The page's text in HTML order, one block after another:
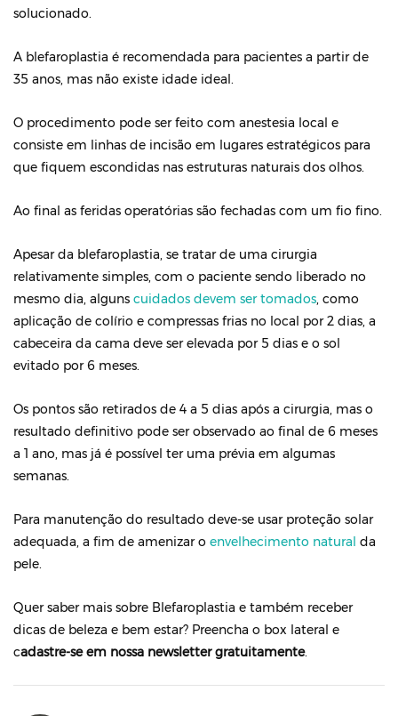
solucionado.
A blefaroplastia é recomendada para pacientes a partir de
35 anos, mas não existe idade ideal.
O procedimento pode ser feito com anestesia local e
consiste em linhas de incisão em lugares estratégicos para
que fiquem escondidas nas estruturas naturais dos olhos.
Ao final as feridas operatórias são fechadas com um fio fino.
Apesar da blefaroplastia, se tratar de uma cirurgia
relativamente simples, com o paciente sendo liberado no
mesmo dia, alguns cuidados devem ser tomados, como
aplicação de colírio e compressas frias no local por 2 dias, a
cabeceira da cama deve ser elevada por 5 dias e o sol
evitado por 6 meses.
Os pontos são retirados de 4 a 5 dias após a cirurgia, mas o
resultado definitivo pode ser observado ao final de 6 meses
a 1 ano, mas já é possível ter uma prévia em algumas
semanas.
Para manutenção do resultado deve-se usar proteção solar
adequada, a fim de amenizar o envelhecimento natural da
pele.
Quer saber mais sobre Blefaroplastia e também receber
dicas de beleza e bem estar? Preencha o box lateral e
cadastre-se em nossa newsletter gratuitamente.